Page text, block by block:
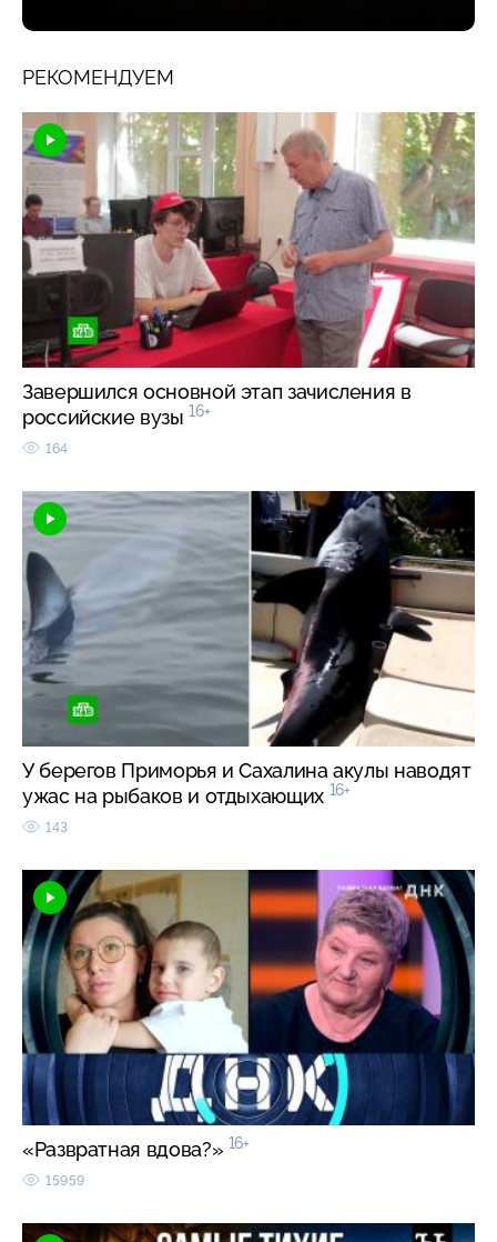
РЕКОМЕНДУЕМ
Завершился основной этап зачисления в
российские вузы 16+
164
У берегов Приморья и Сахалина акулы наводят
ужас на рыбаков и отдыхающих 16+
143
«Развратная вдова?» 16+
15959